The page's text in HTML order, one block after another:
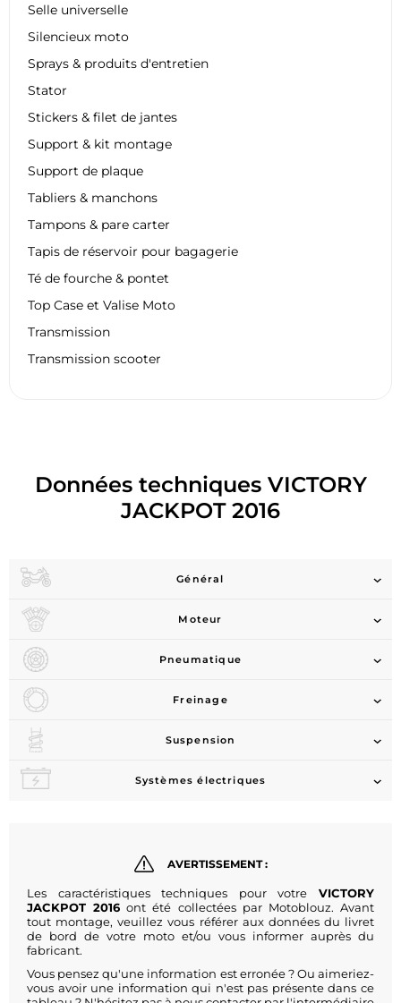
Selle universelle
Silencieux moto
Sprays & produits d'entretien
Stator
Stickers & filet de jantes
Support & kit montage
Support de plaque
Tabliers & manchons
Tampons & pare carter
Tapis de réservoir pour bagagerie
Té de fourche & pontet
Top Case et Valise Moto
Transmission
Transmission scooter
Données techniques VICTORY
JACKPOT 2016
Général
Moteur
Pneumatique
Freinage
Suspension
Systèmes électriques
AVERTISSEMENT :
Les caractéristiques techniques pour votre VICTORY
JACKPOT 2016 ont été collectées par Motoblouz. Avant
tout montage, veuillez vous référer aux données du livret
de bord de votre moto et/ou vous informer auprès du
fabricant.
Vous pensez qu'une information est erronée ? Ou aimeriez-
vous avoir une information qui n'est pas présente dans ce